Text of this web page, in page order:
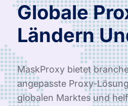
Globale
Ländern
MaskProxy bietet
angepasste Proxy-
globalen Marktes und